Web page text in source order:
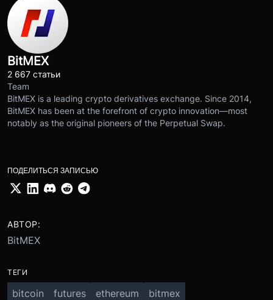
BitMEX
2 667 статьи
Team
BitMEX is a leading crypto derivatives exchange. Since 2014,
BitMEX has been at the forefront of crypto innovation—most
notably as the original pioneers of the Perpetual Swap.
ПОДЕЛИТЬСЯ ЗАПИСЬЮ
АВТОР:
BitMEX
ТЕГИ
bitcoin futures ethereum bitmex